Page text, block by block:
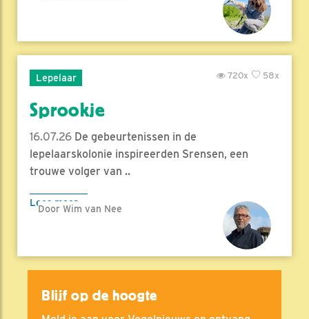
Lepelaar 58x
720x
Sprookje
16.07.26 De gebeurtenissen in de
lepelaarskolonie inspireerden Srensen, een
trouwe volger van ..
Lees meer
Door Wim van Nee
Blijf op de hoogte